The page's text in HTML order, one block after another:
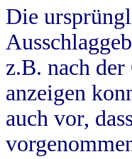
Die
z.B. nach
anzeigen
auch vor,